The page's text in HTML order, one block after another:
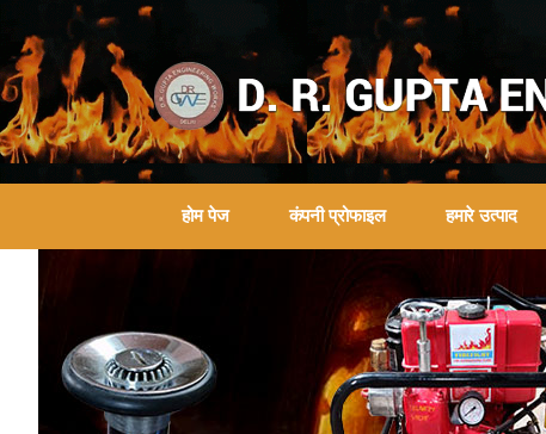
होम पेज कंपनी प्रोफाइल हमारे उत्पाद